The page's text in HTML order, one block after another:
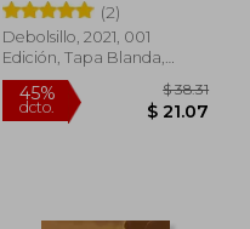
45%
dcto.
(2)
Debolsillo, 2021, 001
Edición, Tapa Blanda,
Nuevo